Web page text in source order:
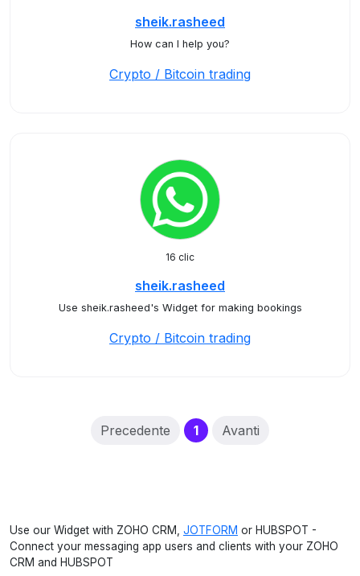
sheik.rasheed
How can I help you?
Crypto / Bitcoin trading
16 clic
sheik.rasheed
Use sheik.rasheed's Widget for making bookings
Crypto / Bitcoin trading
Precedente 1(current)
Avanti
Use our Widget with ZOHO CRM, JOTFORM or HUBSPOT -
Connect your messaging app users and clients with your ZOHO
CRM and HUBSPOT